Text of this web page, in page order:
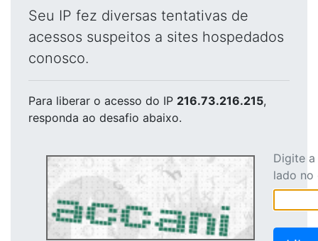
Seu IP fez diversas tentativas de
acessos suspeitos a sites hospedados
conosco.
Para liberar o acesso do IP 216.73.216.215,
responda ao desafio abaixo.
Digite
lado no